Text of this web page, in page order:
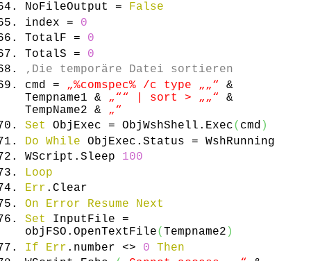
NoFileOutput = False
index = 0
TotalF = 0
TotalS = 0
‚Die temporäre Datei sortieren
cmd = „%comspec% /c type „„“
&
Tempname1 & „““ | sort > „„“
&
TempName2 & „“
Set
ObjExec = ObjWshShell. Exec( cmd )
Do
While ObjExec. Status = WshRunning
WScript. Sleep
100
Loop
Err . Clear
On
Error Resume
Next
Set
InputFile =
objFSO. OpenTextFile( Tempname2 )
If
Err . number <> 0
Then